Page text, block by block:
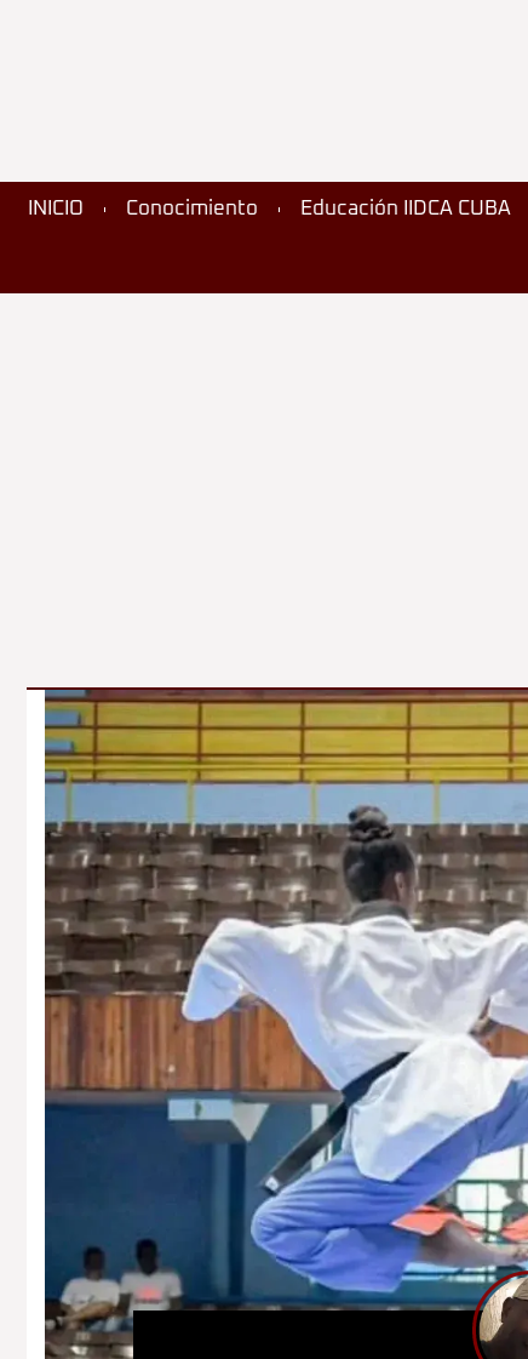
INICIO Conocimiento Educación IIDCA CUBA